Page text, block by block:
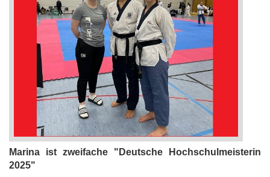
Marina ist zweifache "Deutsche Hochschulmeisterin
2025"